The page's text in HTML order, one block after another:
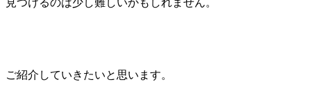
見つけるのは少し難しいかもしれません。
ご紹介していきたいと思います。